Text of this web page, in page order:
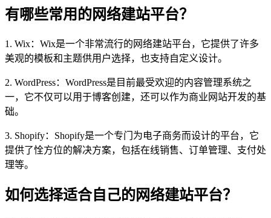
有哪些常用的网络建站平台？
1. Wix：Wix是一个非常流行的网络建站平台，它提供了许多
美观的模板和主题供用户选择，也支持自定义设计。
2. WordPress：WordPress是目前最受欢迎的内容管理系统之
一，它不仅可以用于博客创建，还可以作为商业网站开发的基
础。
3. Shopify：Shopify是一个专门为电子商务而设计的平台，它
提供了恮方位的解决方案，包括在线销售、订单管理、支付处
理等。
如何选择适合自己的网络建站平台？